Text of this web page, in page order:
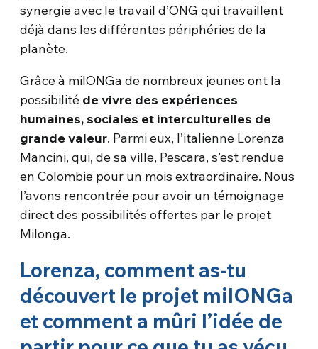
synergie avec le travail d’ONG qui travaillent
déjà dans les différentes périphéries de la
planète.
Grâce à milONGa de nombreux jeunes ont la
possibilité de vivre des expériences
humaines, sociales et interculturelles de
grande valeur. Parmi eux, l’italienne Lorenza
Mancini, qui, de sa ville, Pescara, s’est rendue
en Colombie pour un mois extraordinaire. Nous
l’avons rencontrée pour avoir un témoignage
direct des possibilités offertes par le projet
Milonga.
Lorenza, comment as-tu
découvert le projet milONGa
et comment a mûri l’idée de